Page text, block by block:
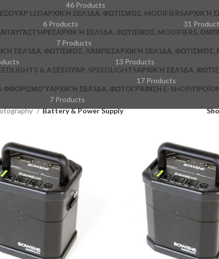
46 Products
LEDΑΡΧΙΚΉ ΣΕΛΊΔΑ, ΦΩΤΙΣΜΌΣ, MODIFIERS
6 Products
ΑΡΧΙΚΉ
31
ΑΡΧΙΚΉ ΣΕΛΊΔΑ, ΦΩΤΙΣΜΌΣ, MODIFIERS,
7 Products
ΣΕΛΊΔΑ, ΦΩΤΙΣΜΌΣ, ΛΆΜΠΕΣΑΡΧΙΚΉ ΣΕΛΊΔΑ, ΦΩΤΙΣΜΌΣ,
13 Products
& ΑΞΕΣΟΥΆΡ, SPEEDLIGHTSΑΡΧΙΚΉ ΣΕΛΊΔΑ,
17 Products
ΦΘΟΡΙΣΜΟΎΑΡΧΙΚΉ ΣΕΛΊΔΑ, ΦΩΤΟΓΡΆΦΙΣΗ E-SHOP/
7 Products
Battery & Power Supply